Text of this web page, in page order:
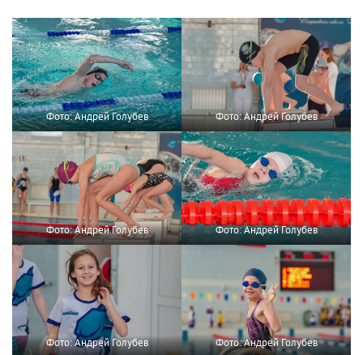
Фото: Андрей Голубев Фото: Андрей Голубев
Фото: Андрей Голубев Фото: Андрей Голубев
Фото: Андрей Голубев Фото: Андрей Голубев